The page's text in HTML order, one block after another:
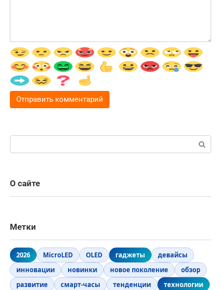
Поиск:
О сайте
Метки
2026 MicroLED OLED гаджеты
девайсы
инновации
новинки новое поколение
обзор
развитие
смарт-часы тенденции
технологии